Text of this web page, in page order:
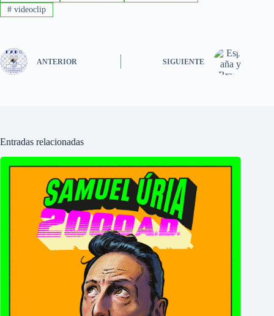
#videoclip
ANTERIOR SIGUIENTE
Entradas relacionadas